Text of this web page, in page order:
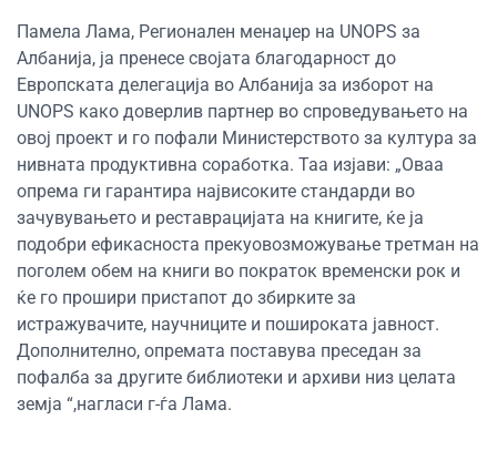
Памела Лама, Регионален менаџер на UNOPS за
Албанија, ја пренесе својата благодарност до
Европската делегација во Албанија за изборот на
UNOPS како доверлив партнер во спроведувањето на
овој проект и го пофали Министерството за култура за
нивната продуктивна соработка. Таа изјави: „Оваа
опрема ги гарантира највисоките стандарди во
зачувувањето и реставрацијата на книгите, ќе ја
подобри ефикасноста прекуовозможување третман на
поголем обем на книги во пократок временски рок и
ќе го прошири пристапот до збирките за
истражувачите, научниците и пошироката јавност.
Дополнително, опремата поставува преседан за
пофалба за другите библиотеки и архиви низ целата
земја “,нагласи г-ѓа Лама.